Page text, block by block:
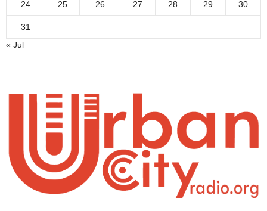
24 25 26 27 28 29 30
31
« Jul